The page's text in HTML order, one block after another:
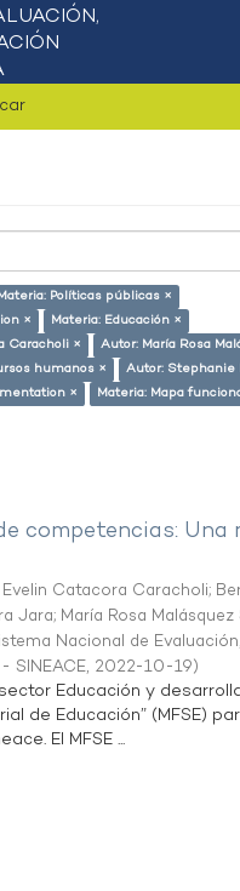
Políticas públicas ×
×
Materia: Educación ×
Caracholi ×
Autor: María Rosa
humanos ×
Autor: Stephanie
×
Materia: Mapa
competencias: Una
Evelin Catacora Caracholi;
Jara; María Rosa
Nacional de
SINEACE, 2022-10-19)
Educación y
de Educación” (MFSE)
El MFSE ...